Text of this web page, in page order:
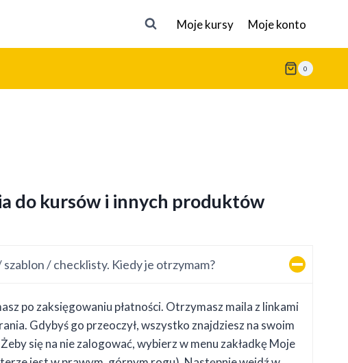
Moje kursy Moje konto
0
do kursów i innych produktów
szablon / checklisty. Kiedy je otrzymam?
po zaksięgowaniu płatności. Otrzymasz maila z linkami
Gdybyś go przeoczył, wszystko znajdziesz na swoim
się na nie zalogować, wybierz w menu zakładkę Moje